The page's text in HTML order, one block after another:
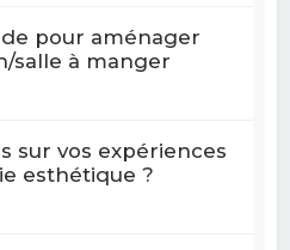
pour aménager
salle à manger
sur vos expériences
esthétique ?